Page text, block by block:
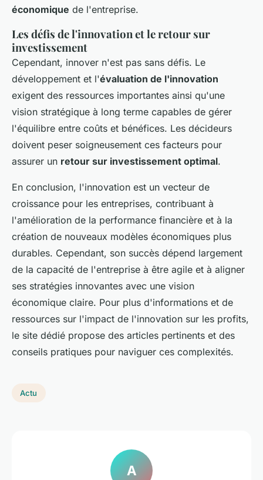
économique de l'entreprise.
Les défis de l'innovation et le retour sur
investissement
Cependant, innover n'est pas sans défis. Le
développement et l'évaluation de l'innovation
exigent des ressources importantes ainsi qu'une
vision stratégique à long terme capables de gérer
l'équilibre entre coûts et bénéfices. Les décideurs
doivent peser soigneusement ces facteurs pour
assurer un retour sur investissement optimal.
En conclusion, l'innovation est un vecteur de
croissance pour les entreprises, contribuant à
l'amélioration de la performance financière et à la
création de nouveaux modèles économiques plus
durables. Cependant, son succès dépend largement
de la capacité de l'entreprise à être agile et à aligner
ses stratégies innovantes avec une vision
économique claire. Pour plus d'informations et de
ressources sur l'impact de l'innovation sur les profits,
le site dédié propose des articles pertinents et des
conseils pratiques pour naviguer ces complexités.
Actu
A